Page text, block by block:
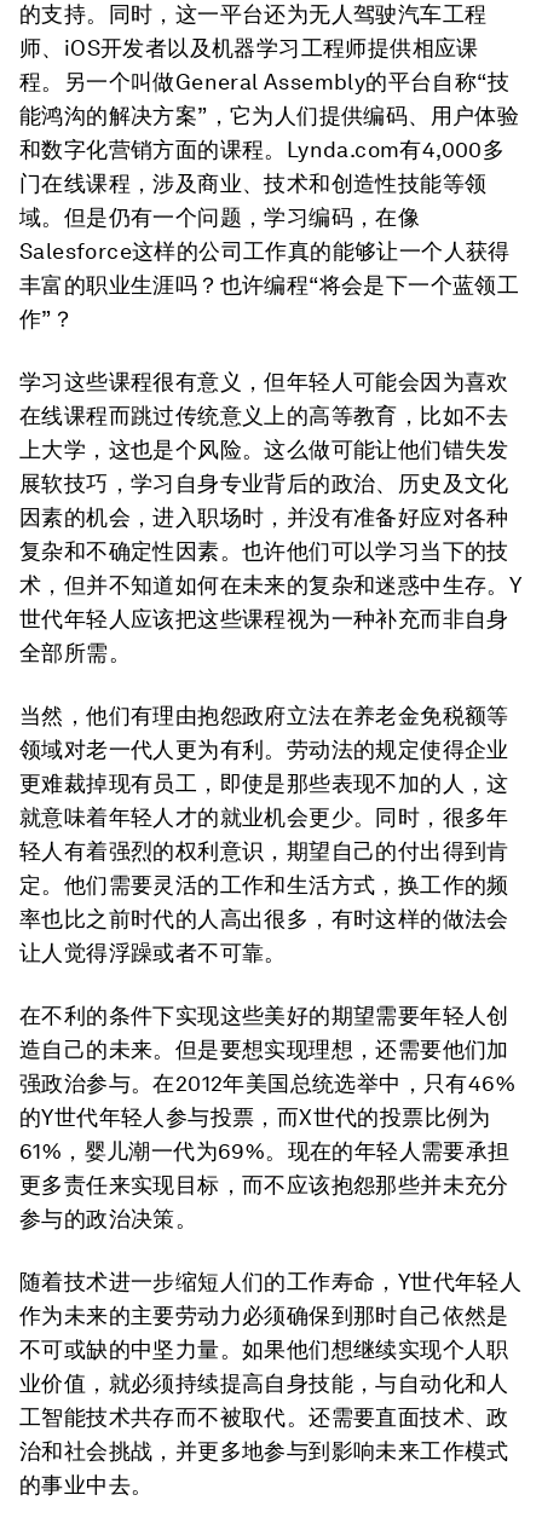
的支持。同时，这一平台还为无人驾驶汽车工程
师、iOS开发者以及机器学习工程师提供相应课
程。另一个叫做General Assembly的平台自称“技
能鸿沟的解决方案”，它为人们提供编码、用户体验
和数字化营销方面的课程。Lynda.com有4,000多
门在线课程，涉及商业、技术和创造性技能等领
域。但是仍有一个问题，学习编码，在像
Salesforce这样的公司工作真的能够让一个人获得
丰富的职业生涯吗？也许编程“将会是下一个蓝领工
作”？
学习这些课程很有意义，但年轻人可能会因为喜欢
在线课程而跳过传统意义上的高等教育，比如不去
上大学，这也是个风险。这么做可能让他们错失发
展软技巧，学习自身专业背后的政治、历史及文化
因素的机会，进入职场时，并没有准备好应对各种
复杂和不确定性因素。也许他们可以学习当下的技
术，但并不知道如何在未来的复杂和迷惑中生存。Y
世代年轻人应该把这些课程视为一种补充而非自身
全部所需。
当然，他们有理由抱怨政府立法在养老金免税额等
领域对老一代人更为有利。劳动法的规定使得企业
更难裁掉现有员工，即使是那些表现不加的人，这
就意味着年轻人才的就业机会更少。同时，很多年
轻人有着强烈的权利意识，期望自己的付出得到肯
定。他们需要灵活的工作和生活方式，换工作的频
率也比之前时代的人高出很多，有时这样的做法会
让人觉得浮躁或者不可靠。
在不利的条件下实现这些美好的期望需要年轻人创
造自己的未来。但是要想实现理想，还需要他们加
强政治参与。在2012年美国总统选举中，只有46%
的Y世代年轻人参与投票，而X世代的投票比例为
61%，婴儿潮一代为69%。现在的年轻人需要承担
更多责任来实现目标，而不应该抱怨那些并未充分
参与的政治决策。
随着技术进一步缩短人们的工作寿命，Y世代年轻人
作为未来的主要劳动力必须确保到那时自己依然是
不可或缺的中坚力量。如果他们想继续实现个人职
业价值，就必须持续提高自身技能，与自动化和人
工智能技术共存而不被取代。还需要直面技术、政
治和社会挑战，并更多地参与到影响未来工作模式
的事业中去。